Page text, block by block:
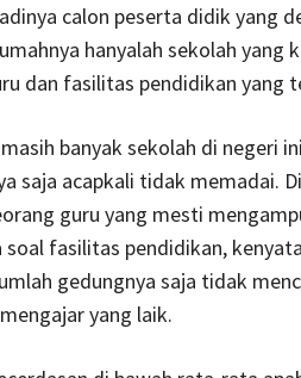
calon peserta didik yang
hanyalah sekolah yang
dan fasilitas pendidikan yang
banyak sekolah di negeri
saja acapkali tidak memadai.
guru yang mesti
fasilitas pendidikan,
gedungnya saja tidak
yang laik.